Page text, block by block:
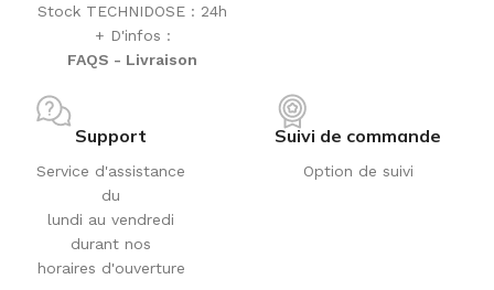
Stock TECHNIDOSE : 24h
+ D'infos :
FAQS - Livraison
Support
Service d'assistance
du
lundi au vendredi
durant nos
horaires d'ouverture
Suivi de commande
Option de suivi